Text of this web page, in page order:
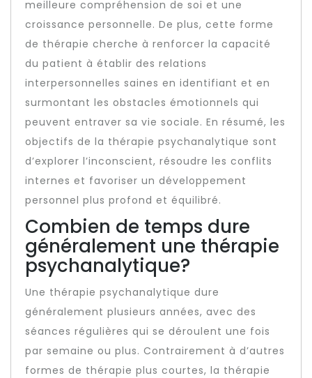
meilleure compréhension de soi et une
croissance personnelle. De plus, cette forme
de thérapie cherche à renforcer la capacité
du patient à établir des relations
interpersonnelles saines en identifiant et en
surmontant les obstacles émotionnels qui
peuvent entraver sa vie sociale. En résumé, les
objectifs de la thérapie psychanalytique sont
d’explorer l’inconscient, résoudre les conflits
internes et favoriser un développement
personnel plus profond et équilibré.
Combien de temps dure
généralement une thérapie
psychanalytique?
Une thérapie psychanalytique dure
généralement plusieurs années, avec des
séances régulières qui se déroulent une fois
par semaine ou plus. Contrairement à d’autres
formes de thérapie plus courtes, la thérapie